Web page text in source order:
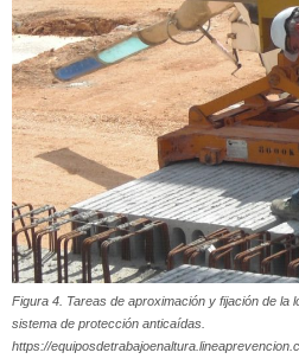
Figura 4. Tareas de aproximación y fijación de la
sistema de protección anticaídas.
https://